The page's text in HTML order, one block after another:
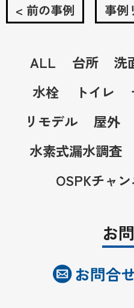
< 前の事例 事例
ALL 台所 洗
水栓
トイレ
リモデル
屋外
水素式漏水調査
OSPKチャ
お